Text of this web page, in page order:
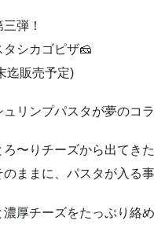
弾！
シカゴピザ🧀
迄販売予定)
リンプパスタが夢のコラ
〜りチーズから出てき
ままに、パスタが入る
厚チーズをたっぷり絡